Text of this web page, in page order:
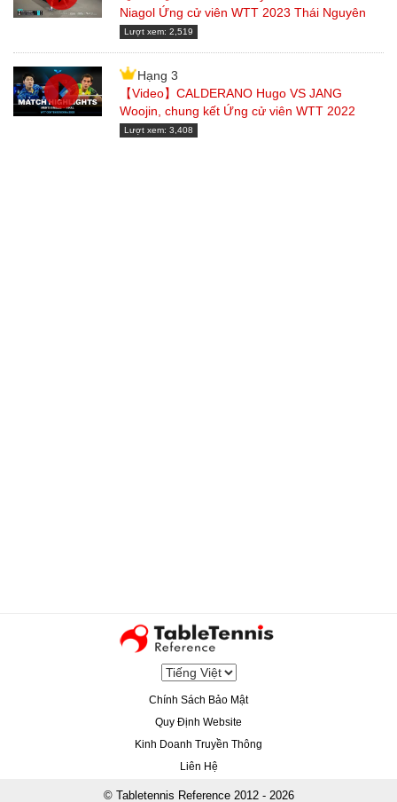
Niagol Ứng cử viên WTT 2023 Thái Nguyên
Lượt xem: 2,519
Hạng 3
【Video】CALDERANO Hugo VS JANG
Woojin, chung kết Ứng cử viên WTT 2022
Lượt xem: 3,408
Chính Sách Bảo Mật
Quy Định Website
Kinh Doanh Truyền Thông
Liên Hệ
© Tabletennis Reference 2012 - 2026